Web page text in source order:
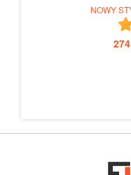
NOWY